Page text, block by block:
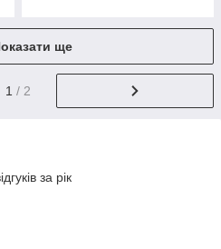
ще
1 / 2
за рік